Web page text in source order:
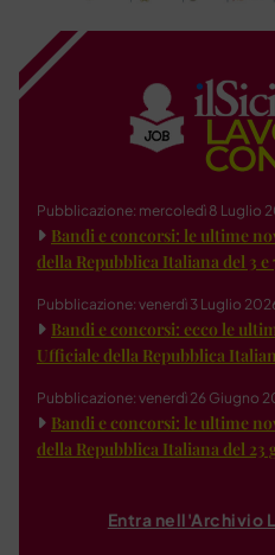
Pubblicazione: mercoledì 8 Luglio
Bandi e concorsi: le ultime
della Repubblica Italiana del 3 e
Pubblicazione: venerdì 3 Luglio
Bandi e concorsi: ecco le
Ufficiale della Repubblica
Pubblicazione: venerdì 26 Giugno
Bandi e concorsi: le ultime
della Repubblica Italiana del 23
Entra nell'Archivio